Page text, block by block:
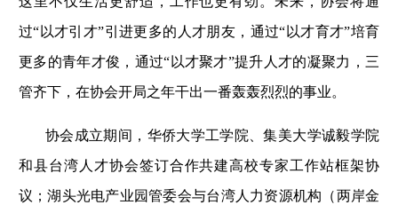
过“以才引才”引进更多的人才朋友，通过“以才育才”培育
更多的青年才俊，通过“以才聚才”提升人才的凝聚力，三
管齐下，在协会开局之年干出一番轰轰烈烈的事业。
协会成立期间，华侨大学工学院、集美大学诚毅学院
和县台湾人才协会签订合作共建高校专家工作站框架协
议；湖头光电产业园管委会与台湾人力资源机构（两岸金